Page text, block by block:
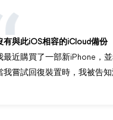
有與此iOS相容的iCloud備份
最近購買了一部新iPhone，
我嘗試回復裝置時，我被告